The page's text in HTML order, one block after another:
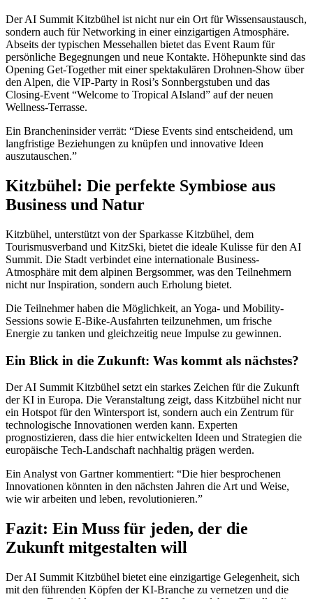
Der AI Summit Kitzbühel ist nicht nur ein Ort für Wissensaustausch,
sondern auch für Networking in einer einzigartigen Atmosphäre.
Abseits der typischen Messehallen bietet das Event Raum für
persönliche Begegnungen und neue Kontakte. Höhepunkte sind das
Opening Get-Together mit einer spektakulären Drohnen-Show über
den Alpen, die VIP-Party in Rosi’s Sonnbergstuben und das
Closing-Event “Welcome to Tropical AIsland” auf der neuen
Wellness-Terrasse.
Ein Brancheninsider verrät: “Diese Events sind entscheidend, um
langfristige Beziehungen zu knüpfen und innovative Ideen
auszutauschen.”
Kitzbühel: Die perfekte Symbiose aus
Business und Natur
Kitzbühel, unterstützt von der Sparkasse Kitzbühel, dem
Tourismusverband und KitzSki, bietet die ideale Kulisse für den AI
Summit. Die Stadt verbindet eine internationale Business-
Atmosphäre mit dem alpinen Bergsommer, was den Teilnehmern
nicht nur Inspiration, sondern auch Erholung bietet.
Die Teilnehmer haben die Möglichkeit, an Yoga- und Mobility-
Sessions sowie E-Bike-Ausfahrten teilzunehmen, um frische
Energie zu tanken und gleichzeitig neue Impulse zu gewinnen.
Ein Blick in die Zukunft: Was kommt als nächstes?
Der AI Summit Kitzbühel setzt ein starkes Zeichen für die Zukunft
der KI in Europa. Die Veranstaltung zeigt, dass Kitzbühel nicht nur
ein Hotspot für den Wintersport ist, sondern auch ein Zentrum für
technologische Innovationen werden kann. Experten
prognostizieren, dass die hier entwickelten Ideen und Strategien die
europäische Tech-Landschaft nachhaltig prägen werden.
Ein Analyst von Gartner kommentiert: “Die hier besprochenen
Innovationen könnten in den nächsten Jahren die Art und Weise,
wie wir arbeiten und leben, revolutionieren.”
Fazit: Ein Muss für jeden, der die
Zukunft mitgestalten will
Der AI Summit Kitzbühel bietet eine einzigartige Gelegenheit, sich
mit den führenden Köpfen der KI-Branche zu vernetzen und die